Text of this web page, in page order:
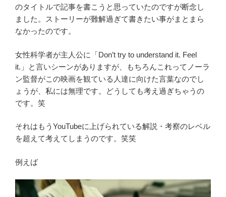
のタイトルで記事を書こうと思っていたのですが断念し
ました。ストーリーが難解過ぎて書きたい事がまとまら
なかったのです。
女性科学者が主人公に「Don’t try to understand it. Feel
it.」と言いシーンがありますが、もちろんこれって ノーラ
ン監督がこの映画を観ている人達に向けた言葉なのでし
ょうが、私には無理です。どうしても考え過ぎちゃうの
です。笑
それはもうYouTubeに上げられている解説・考察のレベル
を超えて考えてしまうのです。笑笑
例えば